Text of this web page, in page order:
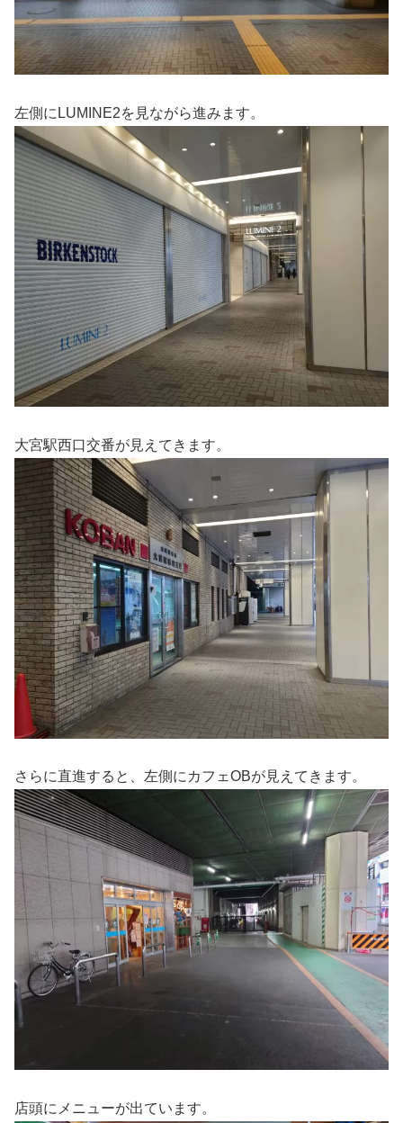
左側にLUMINE2を見ながら進みます。
大宮駅西口交番が見えてきます。
さらに直進すると、左側にカフェOBが見えてきます。
店頭にメニューが出ています。